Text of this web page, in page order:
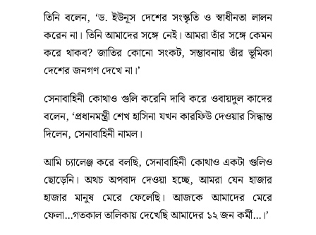
তিনি বলেন, ‘ড. ইউনূস দেশের সংস্কৃতি ও স্বাধীনতা লালন
করেন না। তিনি আমাদের সঙ্গে নেই। আমরা তাঁর সঙ্গে কেমন
করে থাকব? জাতির কোনো সংকট, সম্ভাবনায় তাঁর ভূমিকা
দেশের জনগণ দেখে না।’
সেনাবাহিনী কোথাও গুলি করেনি দাবি করে ওবায়দুল কাদের
বলেন, ‘প্রধানমন্ত্রী শেখ হাসিনা যখন কারফিউ দেওয়ার সিদ্ধান্ত
দিলেন, সেনাবাহিনী নামল।
আমি চ্যালেঞ্জ করে বলছি, সেনাবাহিনী কোথাও একটা গুলিও
ছোড়েনি। অথচ অপবাদ দেওয়া হচ্ছে, আমরা যেন হাজার
হাজার মানুষ মেরে ফেলেছি। আজকে আমাদের মেরে
ফেলা...গতকাল তালিকায় দেখেছি আমাদের ১২ জন কর্মী...।’